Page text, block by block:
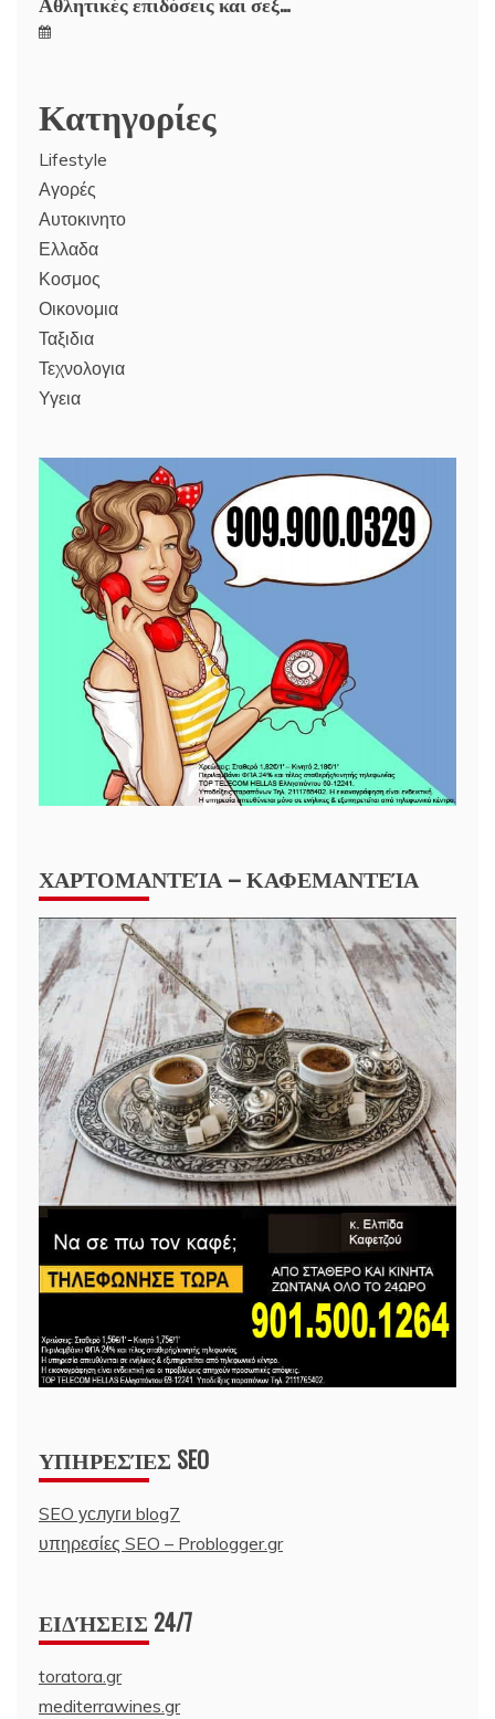
Κατηγορίες
Lifestyle
Αγορές
Αυτοκινητο
Ελλαδα
Κοσμος
Οικονομια
Ταξιδια
Τεχνολογια
Υγεια
ΧΑΡΤΟΜΑΝΤΕΊΑ – ΚΑΦΕΜΑΝΤΕΊΑ
ΥΠΗΡΕΣΊΕΣ SEO
SEO услуги blog7
υπηρεσίες SEO – Problogger.gr
ΕΙΔΉΣΕΙΣ 24/7
toratora.gr
mediterrawines.gr